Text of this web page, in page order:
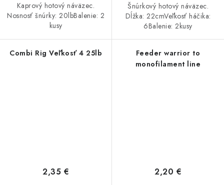
Kaprový hotový náväzec.
Nosnosť šnúrky: 20lbBalenie: 2
kusy
Šnúrkový hotový náväzec.
Dĺžka: 22cmVeľkosť háčika:
6Balenie: 2kusy
Combi Rig Veľkosť 4 25lb
2,35 €
Feeder warrior to
monofilament line
2,20 €